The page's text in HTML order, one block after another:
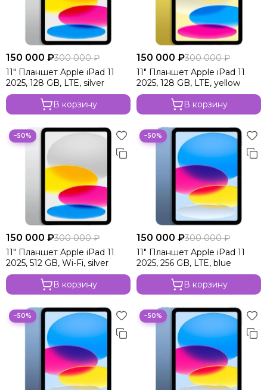
150 000 ₽300 000 ₽
11" Планшет Apple iPad 11
2025, 128 GB, LTE, silver
В корзину
150 000 ₽300 000 ₽
11" Планшет Apple iPad 11
2025, 128 GB, LTE, yellow
В корзину
−50%
150 000 ₽300 000 ₽
11" Планшет Apple iPad 11
2025, 512 GB, Wi-Fi, silver
В корзину
−50%
150 000 ₽300 000 ₽
11" Планшет Apple iPad 11
2025, 256 GB, LTE, blue
В корзину
−50% −50%